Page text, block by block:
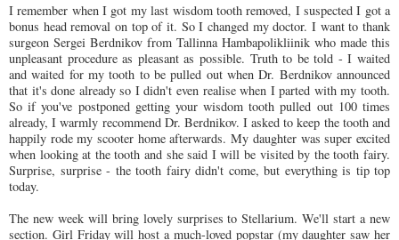
I remember when I got my last wisdom tooth removed, I suspected I got a
bonus head removal on top of it. So I changed my doctor. I want to thank
surgeon Sergei Berdnikov from Tallinna Hambapolikliinik who made this
unpleasant procedure as pleasant as possible. Truth to be told - I waited
and waited for my tooth to be pulled out when Dr. Berdnikov announced
that it's done already so I didn't even realise when I parted with my tooth.
So if you've postponed getting your wisdom tooth pulled out 100 times
already, I warmly recommend Dr. Berdnikov. I asked to keep the tooth and
happily rode my scooter home afterwards. My daughter was super excited
when looking at the tooth and she said I will be visited by the tooth fairy.
Surprise, surprise - the tooth fairy didn't come, but everything is tip top
today.
The new week will bring lovely surprises to Stellarium. We'll start a new
section. Girl Friday will host a much-loved popstar (my daughter saw her